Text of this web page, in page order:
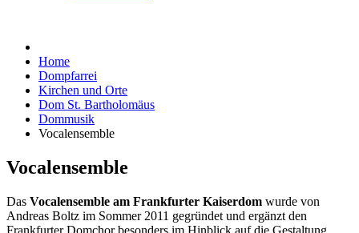
Home
Dompfarrei
Kirchen und Orte
Dom St. Bartholomäus
Dommusik
Vocalensemble
Vocalensemble
Das Vocalensemble am Frankfurter Kaiserdom wurde von
Andreas Boltz im Sommer 2011 gegründet und ergänzt den
Frankfurter Domchor besonders im Hinblick auf die Gestaltung